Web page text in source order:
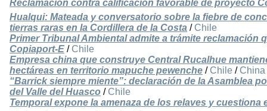
Reclamación contra calificación favorable de proyecto
Hualqui: Mateada y conversatorio sobre la fiebre de
tierras raras en la Cordillera de la Costa / Chile
Primer Tribunal Ambiental admite a trámite reclamación
Copiaport-E / Chile
Empresa china que construye Central Rucalhue
hectáreas en territorio mapuche pewenche / Chile / China
“Barrick siempre miente”: declaración de la Asamblea
del Valle del Huasco / Chile
Temporal expone la amenaza de los relaves y cuestiona